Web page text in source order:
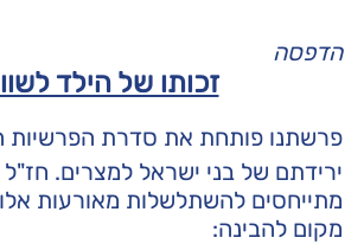
הדפסה
זכותו של הילד
פרשתנו פותחת את סדרת
ירידתם של בני ישראל למצרים.
מתייחסים להשתלשלות מאורעות
מקום להבינה: